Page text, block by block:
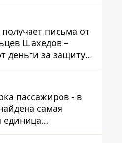
получает письма от
Шахедов –
деньги за защиту
пассажиров - в
самая
единица
транспорта